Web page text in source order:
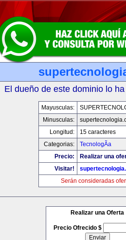
El dueño de este dominio lo
Mayusculas:
Minusculas:
Longitud:
15 caracteres
Categorias:
TecnologÃ­a
Precio:
Realizar una
Visitar!
Serán consideradas
Realizar una Oferta
Precio Ofrecido $